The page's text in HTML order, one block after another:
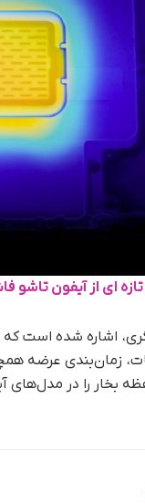
ای از آیفون تاشو
زمان‌بندی عرضه
آیفون 17 پرو و آیفون 17 پرومکس